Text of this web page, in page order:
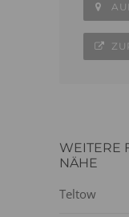
WEITERE
NÄHE
Teltow